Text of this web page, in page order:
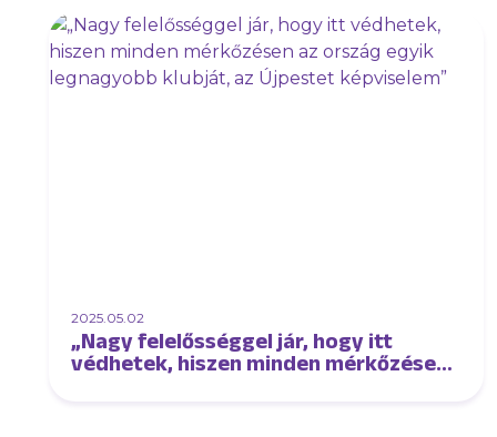
2025.05.02
„Nagy felelősséggel jár, hogy itt
védhetek, hiszen minden mérkőzésen